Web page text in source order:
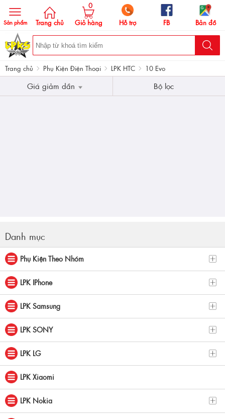
Sản phẩm Trang chủ Giỏ hàng
0
Hỗ trợ
FB Bản đồ
Trang chủ Phụ Kiện Điện Thoại LPK HTC 10 Evo
Giá giảm dần Bộ lọc
Danh mục
Phụ Kiện Theo Nhóm
LPK IPhone
LPK Samsung
LPK SONY
LPK LG
LPK Xiaomi
LPK Nokia